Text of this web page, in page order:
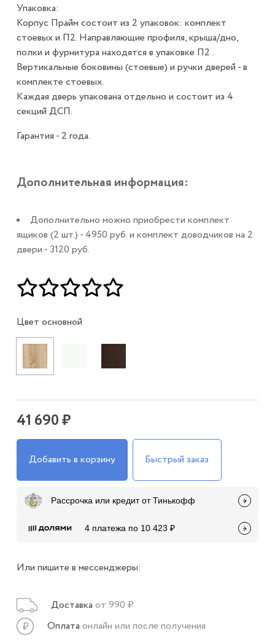
Упаковка:
Корпус Прайм состоит из 2 упаковок: комплект
стоевых и П2. Направляющие профиля, крыша/дно,
полки и фурнитура находятся в упаковке П2 .
Вертикальные боковины (стоевые) и ручки дверей - в
комплекте стоевых.
Каждая дверь упакована отдельно и состоит из 4
секций ДСП.
Гарантия - 2 года.
Дополнительная информация:
Дополнительно можно приобрести комплект
ящиков (2 шт.) - 4950 руб. и комплект доводчиков на 2
двери - 3120 руб.
Цвет основной
41 690 ₽
Добавить в корзину Быстрый заказ
Рассрочка или кредит от Тинькофф
4 платежа по 10 423 ₽
Или пишите в мессенджеры:
Доставка от 990 ₽
Оплата онлайн или после получения